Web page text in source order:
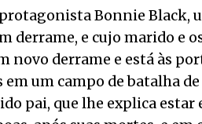
Bonnie Black,
derrame, e cujo marido e
novo derrame e está às
um campo de batalha
pai, que lhe explica